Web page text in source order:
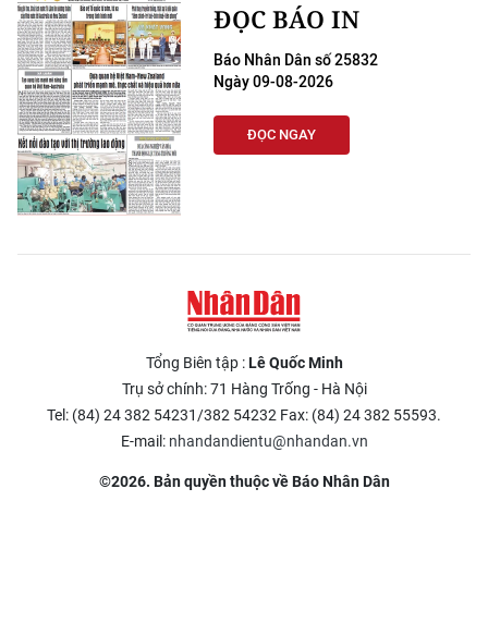
ĐỌC BÁO IN
Báo Nhân Dân số 25832
Ngày 09-08-2026
ĐỌC NGAY
Tổng Biên tập :Lê Quốc Minh
Trụ sở chính: 71 Hàng Trống - Hà Nội
Tel: (84) 24 382 54231/382 54232 Fax: (84) 24 382 55593.
E-mail: nhandandientu@nhandan.vn
©2026. Bản quyền thuộc về Báo Nhân Dân